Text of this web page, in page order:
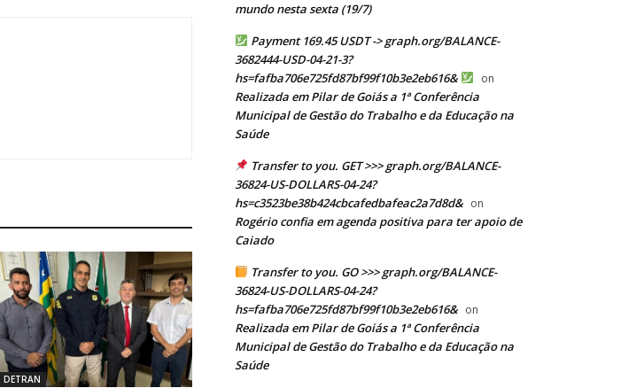
DETRAN
mundo nesta sexta (19/7)
Payment 169.45 USDT -> graph.org/BALANCE-
3682444-USD-04-21-3?
hs=fafba706e725fd87bf99f10b3e2eb616&
on
Realizada em Pilar de Goiás a 1ª Conferência
Municipal de Gestão do Trabalho e da Educação na
Saúde
Transfer to you. GET >>> graph.org/BALANCE-
36824-US-DOLLARS-04-24?
hs=c3523be38b424cbcafedbafeac2a7d8d& on
Rogério confia em agenda positiva para ter apoio de
Caiado
Transfer to you. GO >>> graph.org/BALANCE-
36824-US-DOLLARS-04-24?
hs=fafba706e725fd87bf99f10b3e2eb616& on
Realizada em Pilar de Goiás a 1ª Conferência
Municipal de Gestão do Trabalho e da Educação na
Saúde